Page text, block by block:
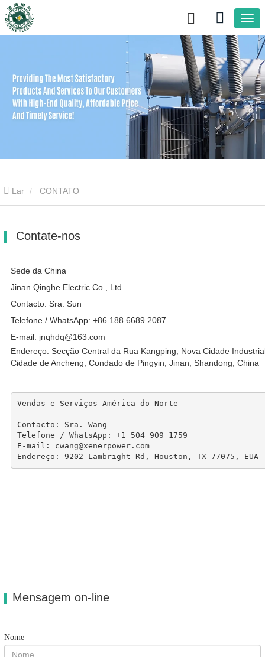
Lar CONTATO
Contate-nos
Sede da China
Jinan Qinghe Electric Co., Ltd.
Contacto: Sra. Sun
Telefone / WhatsApp: +86 188 6689 2087
E-mail: jnqhdq@163.com
Endereço: Secção Central da Rua Kangping, Nova Cidade
Cidade de Ancheng, Condado de Pingyin, Jinan, Shandong, China
Vendas e Serviços América do Norte
Contacto: Sra. Wang
Telefone / WhatsApp: +1 504 909 1759
E-mail: cwang@xenerpower.com
Endereço: 9202 Lambright Rd, Houston, TX 77075, EUA
Mensagem on-line
Nome